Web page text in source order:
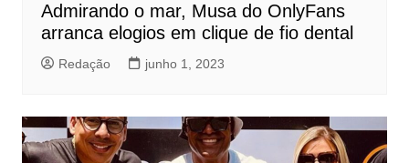
Admirando o mar, Musa do OnlyFans
arranca elogios em clique de fio dental
Redação junho 1, 2023